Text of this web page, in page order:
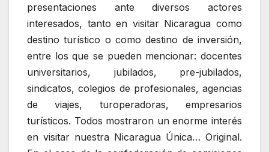
presentaciones ante diversos actores
interesados, tanto en visitar Nicaragua como
destino turístico o como destino de inversión,
entre los que se pueden mencionar: docentes
universitarios, jubilados, pre-jubilados,
sindicatos, colegios de profesionales, agencias
de viajes, turoperadoras, empresarios
turísticos. Todos mostraron un enorme interés
en visitar nuestra Nicaragua Única… Original.